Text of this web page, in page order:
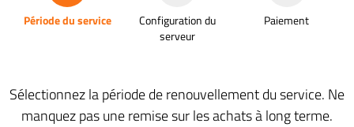
Période du service
Configuration du
serveur
Paiement
Sélectionnez la période de renouvellement du service. Ne
manquez pas une remise sur les achats à long terme.